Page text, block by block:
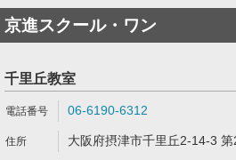
京進スクール・ワン
千里丘教室
06-6190-6312
大阪府摂津市千里丘2-14-3